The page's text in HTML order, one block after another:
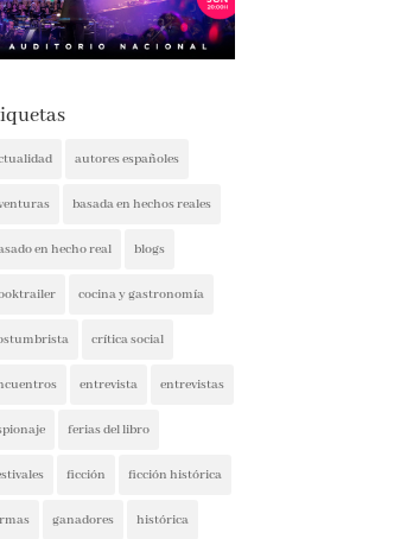
autores españoles
basada en hechos reales
en hecho real blogs
cocina y gastronomía
crítica social
entrevista entrevistas
ferias del libro
ficción ficción histórica
ganadores histórica